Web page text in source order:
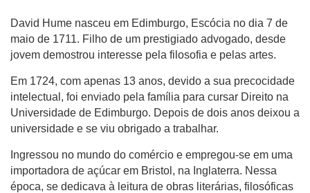
David Hume nasceu em Edimburgo, Escócia no dia 7 de
maio de 1711. Filho de um prestigiado advogado, desde
jovem demostrou interesse pela filosofia e pelas artes.
Em 1724, com apenas 13 anos, devido a sua precocidade
intelectual, foi enviado pela família para cursar Direito na
Universidade de Edimburgo. Depois de dois anos deixou a
universidade e se viu obrigado a trabalhar.
Ingressou no mundo do comércio e empregou-se em uma
importadora de açúcar em Bristol, na Inglaterra. Nessa
época, se dedicava à leitura de obras literárias, filosóficas